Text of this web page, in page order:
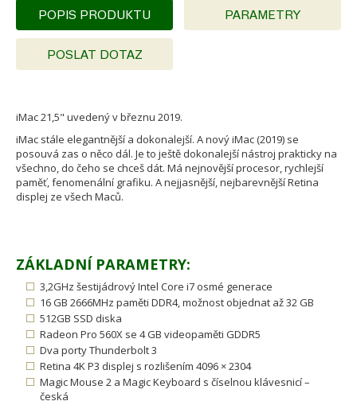
POPIS PRODUKTU PARAMETRY
POSLAT DOTAZ
iMac 21,5" uvedený v březnu 2019.
iMac stále elegantnější a dokonalejší. A nový iMac (2019) se
posouvá zas o něco dál. Je to ještě dokonalejší nástroj prakticky na
všechno, do čeho se chceš dát. Má nejnovější procesor, rychlejší
paměť, fenomenální grafiku. A nejjasnější, nejbarevnější Retina
displej ze všech Maců.
ZÁKLADNÍ PARAMETRY:
3,2GHz šestijádrový Intel Core i7 osmé generace
16 GB 2666MHz paměti DDR4, možnost objednat až 32 GB
512GB SSD diska
Radeon Pro 560X se 4 GB videopaměti GDDR5
Dva porty Thunderbolt 3
Retina 4K P3 displej s rozlišením 4096 × 2304
Magic Mouse 2 a Magic Keyboard s číselnou klávesnicí –
česká